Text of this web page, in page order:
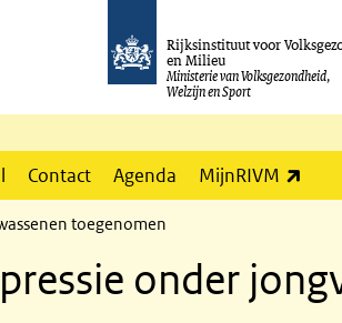
Rijksinstituut voor
en Milieu
Ministerie van Volksgezondheid,
Welzijn en Sport
Contact Agenda MijnRIVM
toegenomen
onder